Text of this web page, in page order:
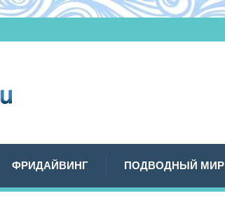
ФРИДАЙВИНГ ПОДВОДНЫЙ МИР